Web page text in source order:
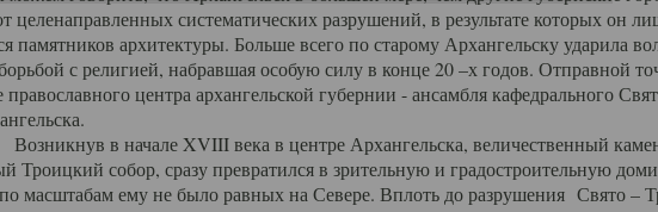
целенаправленных систематических разрушений, в результате которых он
памятников архитектуры. Больше всего по старому Архангельску ударила
с религией, набравшая особую силу в конце 20 –х годов. Отправной
центра архангельской губернии - ансамбля кафедрального
в начале XVIII века в центре Архангельска, величественный
Троицкий собор, сразу превратился в зрительную и градостроительную
масштабам ему не было равных на Севере. Вплоть до разрушения Свято –